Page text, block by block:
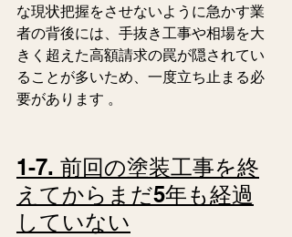
な現状把握をさせないように急かす業
者の背後には、手抜き工事や相場を大
きく超えた高額請求の罠が隠されてい
ることが多いため、一度立ち止まる必
要があります 。
1-7. 前回の塗装工事を終
えてからまだ5年も経過
していない